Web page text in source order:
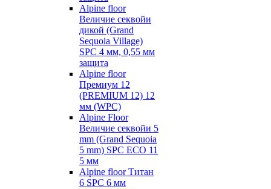
Alpine floor
Величие секвойи
дикой (Grand
Sequoia Village)
SPC 4 мм, 0,55 мм
защита
Alpine floor
Премиум 12
(PREMIUM 12) 12
мм (WPC)
Alpine Floor
Величие секвойи 5
mm (Grand Sequoia
5 mm) SPC ECO 11
5 мм
Alpine floor Титан
6 SPC 6 мм